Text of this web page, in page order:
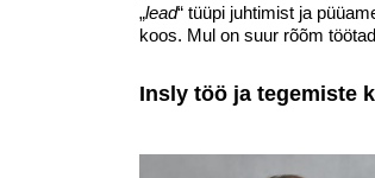
„lead“ tüüpi juhtimist ja
koos. Mul on suur rõõm
Insly töö ja tegemiste